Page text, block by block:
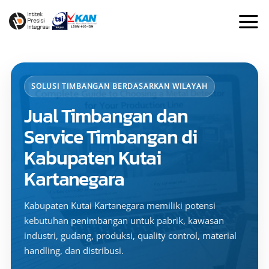
SOLUSI TIMBANGAN BERDASARKAN WILAYAH
Jual Timbangan dan
Service Timbangan di
Kabupaten Kutai
Kartanegara
Kabupaten Kutai Kartanegara memiliki potensi
kebutuhan penimbangan untuk pabrik, kawasan
industri, gudang, produksi, quality control, material
handling, dan distribusi.